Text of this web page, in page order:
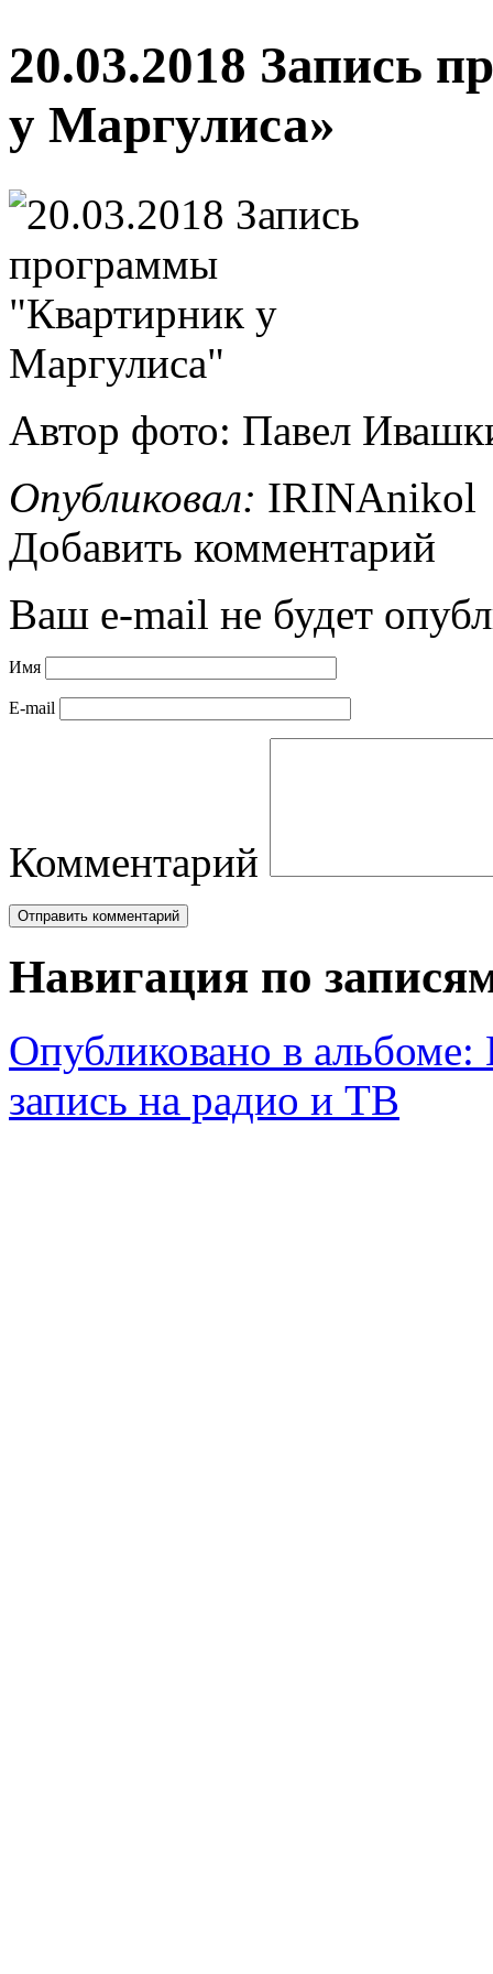
20.03.2018 Запись
у Маргулиса»
Автор фото: Павел
Опубликовал: IRINAnikol
Добавить комментарий
Ваш e-mail не будет
Имя
E-mail
Комментарий
Навигация по
Опубликовано в альбоме:
запись на радио и ТВ